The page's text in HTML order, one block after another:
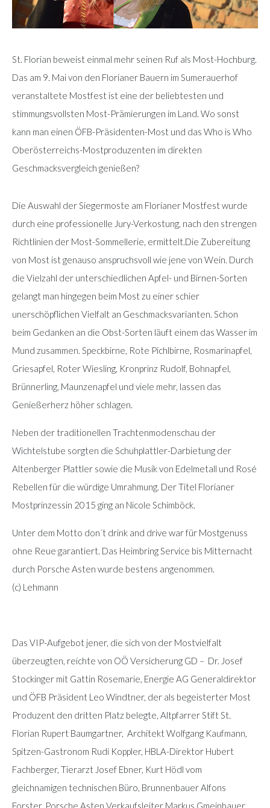
St. Florian beweist einmal mehr seinen Ruf als Most-Hochburg.
Das am 9. Mai von den Florianer Bauern im Sumerauerhof
veranstaltete Mostfest ist eine der beliebtesten und
stimmungsvollsten Most-Prämierungen im Land. Wo sonst
kann man einen ÖFB-Präsidenten-Most und das Who is Who
Oberösterreichs-Mostproduzenten im direkten
Geschmacksvergleich genießen?
Die Auswahl der Siegermoste am Florianer Mostfest wurde
durch eine professionelle Jury-Verkostung, nach den strengen
Richtlinien der Most-Sommellerie, ermittelt.Die Zubereitung
von Most ist genauso anspruchsvoll wie jene von Wein. Durch
die Vielzahl der unterschiedlichen Apfel- und Birnen-Sorten
gelangt man hingegen beim Most zu einer schier
unerschöpflichen Vielfalt an Geschmacksvarianten. Schon
beim Gedanken an die Obst-Sorten läuft einem das Wasser im
Mund zusammen. Speckbirne, Rote Pichlbirne, Rosmarinapfel,
Griesapfel, Roter Wiesling, Kronprinz Rudolf, Bohnapfel,
Brünnerling, Maunzenapfel und viele mehr, lassen das
Genießerherz höher schlagen.
Neben der traditionellen Trachtenmodenschau der
Wichtelstube sorgten die Schuhplattler-Darbietung der
Altenberger Plattler sowie die Musik von Edelmetall und Rosé
Rebellen für die würdige Umrahmung. Der Titel Florianer
Mostprinzessin 2015 ging an Nicole Schimböck.
Unter dem Motto don´t drink and drive war für Mostgenuss
ohne Reue garantiert. Das Heimbring Service bis Mitternacht
durch Porsche Asten wurde bestens angenommen.
(c) Lehmann
Das VIP-Aufgebot jener, die sich von der Mostvielfalt
überzeugten, reichte von OÖ Versicherung GD – Dr. Josef
Stockinger mit Gattin Rosemarie, Energie AG Generaldirektor
und ÖFB Präsident Leo Windtner, der als begeisterter Most
Produzent den dritten Platz belegte, Altpfarrer Stift St.
Florian Rupert Baumgartner, Architekt Wolfgang Kaufmann,
Spitzen-Gastronom Rudi Koppler, HBLA-Direktor Hubert
Fachberger, Tierarzt Josef Ebner, Kurt Hödl vom
gleichnamigen technischen Büro, Brunnenbauer Alfons
Forster, Porsche Asten Verkaufsleiter Markus Gmeinbauer,